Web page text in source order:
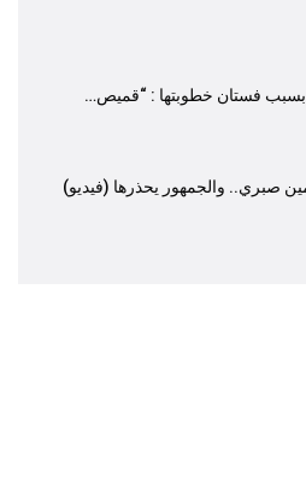
بسبب فستان خطوبتها : “قميص…
صبري.. والجمهور يحذرها (فيديو)